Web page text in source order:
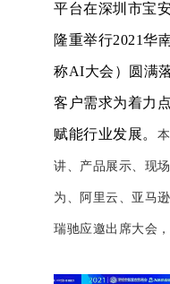
平台在深圳市宝
隆重举行2021华
称AI大会）圆满
客户需求为着力
赋能行业发展。
讲、产品展示、现
为、阿里云、亚马
瑞驰应邀出席大会